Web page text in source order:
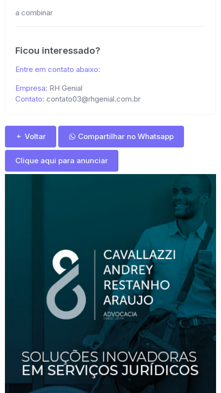
a combinar
Ficou interessado?
Entre em contato abaixo:
Empresa: RH Genial
Contato: contato03@rhgenial.com.br
Voltar Compartilhar no Whatsapp
Clique aqui para anunciar